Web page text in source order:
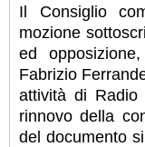
Il Consiglio
mozione
ed
Fabrizio
attività di Radio
rinnovo della
del documento